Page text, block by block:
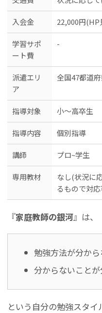
入会金 22,000円(HP
学習サポ
ート費
-
派遣エリ
ア
全国47都道
指導対象 小～高卒生
指導内容 個別指導
講師 プロ~学生
専用教材
なし(状況に
るもので対
『家庭教師の銀河』は、
勉強方法が分か
分からないこと
という自分の勉強スタ